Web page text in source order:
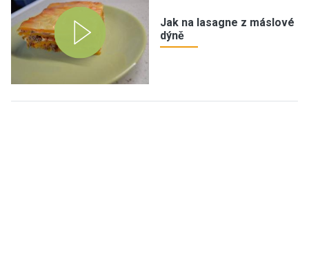
Jak na lasagne z máslové
dýně